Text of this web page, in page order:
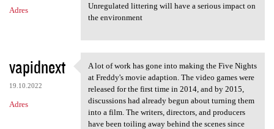
Adres
Unregulated littering will have a serious impact on
the environment
vapidnext
19.10.2022
Adres
A lot of work has gone into
A lot of work has gone into making the Five Nights
at Freddy's movie adaption. The video games were
released for the first time in 2014, and by 2015,
discussions had already begun about turning them
into a film. The writers, directors, and producers
have been toiling away behind the scenes since